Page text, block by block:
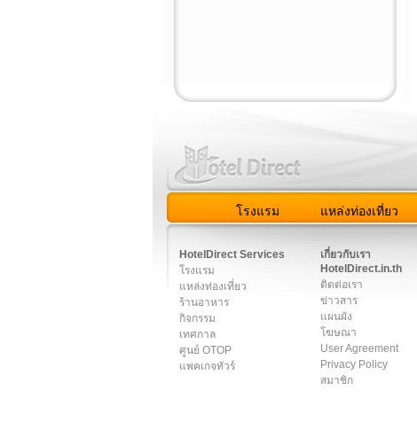
โรงแรม แหล่งท่องเที่ยว
HotelDirect Services
โรงแรม
แหล่งท่องเที่ยว
ร้านอาหาร
กิจกรรม
เทศกาล
ศูนย์ OTOP
แพคเกจทัวร์
เกี่ยวกับเรา
HotelDirect.in.th
ติดต่อเรา
ข่าวสาร
แผนผัง
โฆษณา
User Agreement
Privacy Policy
สมาชิก